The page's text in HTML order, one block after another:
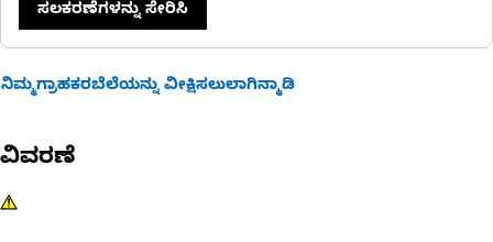
ಸಲಕರಣೆಗಳನ್ನು ಸೇರಿಸಿ
ನಿಮ್ಮಗ್ರಾಹಕರಬೆಲೆಯನ್ನು ವೀಕ್ಷಿಸಲುಲಾಗಿನ್ಮಾಡಿ
ವಿವರಣೆ